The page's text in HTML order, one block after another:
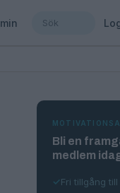
Bli en
medlem
Fri tillgång